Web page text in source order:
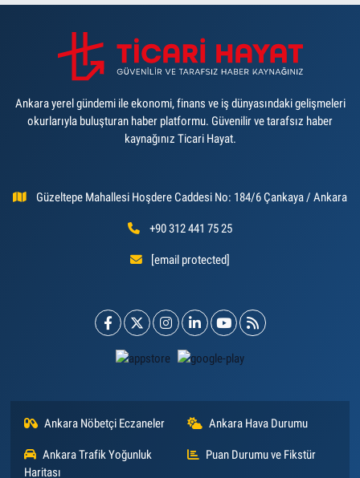
Ankara yerel gündemi ile ekonomi, finans ve iş dünyasındaki gelişmeleri
okurlarıyla buluşturan haber platformu. Güvenilir ve tarafsız haber
kaynağınız Ticari Hayat.
Güzeltepe Mahallesi Hoşdere Caddesi No: 184/6 Çankaya / Ankara
+90 312 441 75 25
[email protected]
Ankara Nöbetçi Eczaneler Ankara Hava Durumu
Ankara Trafik Yoğunluk
Haritası
Puan Durumu ve Fikstür